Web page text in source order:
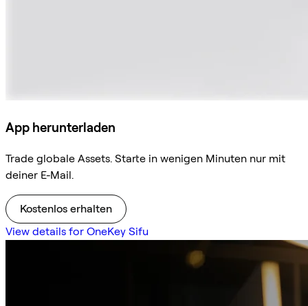
App herunterladen
Trade globale Assets. Starte in wenigen Minuten nur mit
deiner E-Mail.
Kostenlos erhalten
View details for OneKey Sifu